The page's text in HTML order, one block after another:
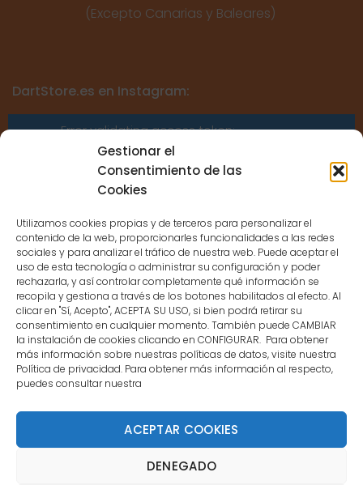
Gestionar el
Consentimiento de las
Cookies
Utilizamos cookies propias y de terceros para personalizar el
contenido de la web, proporcionarles funcionalidades a las redes
sociales y para analizar el tráfico de nuestra web. Puede aceptar el
uso de esta tecnología o administrar su configuración y poder
rechazarla, y así controlar completamente qué información se
recopila y gestiona a través de los botones habilitados al efecto. Al
clicar en "Sí, Acepto", ACEPTA SU USO, si bien podrá retirar su
consentimiento en cualquier momento. También puede CAMBIAR
la instalación de cookies clicando en CONFIGURAR. Para obtener
más información sobre nuestras políticas de datos, visite nuestra
Política de privacidad. Para obtener más información al respecto,
puedes consultar nuestra
ACEPTAR COOKIES
DENEGADO
(Excepto Canarias y Baleares)
DartStore.es en Instagram:
Error validating access token:
Sessions for the user are not allowed
because the user is not a confirmed
CONTACTO
MENÚ PRINCIPAL
MI CUENTA
DOCUMENTACIÓN